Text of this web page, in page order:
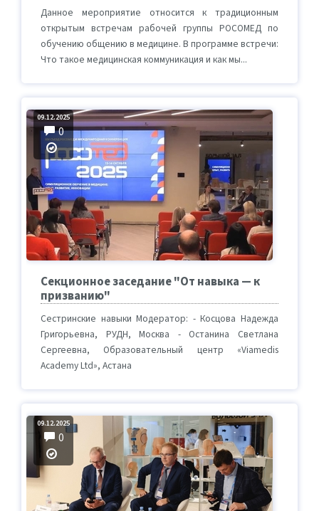
Данное мероприятие относится к традиционным
открытым встречам рабочей группы РОСОМЕД по
обучению общению в медицине. В программе встречи:
Что такое медицинская коммуникация и как мы...
09.12.2025
0
Секционное заседание "От навыка — к
призванию"
Сестринские навыки Модератор: - Косцова Надежда
Григорьевна, РУДН, Москва - Останина Светлана
Сергеевна, Образовательный центр «Viamedis
Academy Ltd», Астана
09.12.2025
0